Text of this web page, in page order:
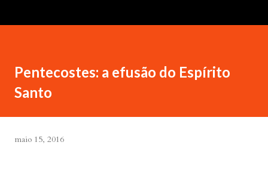
Pentecostes: a efusão do Espírito
Santo
maio 15, 2016